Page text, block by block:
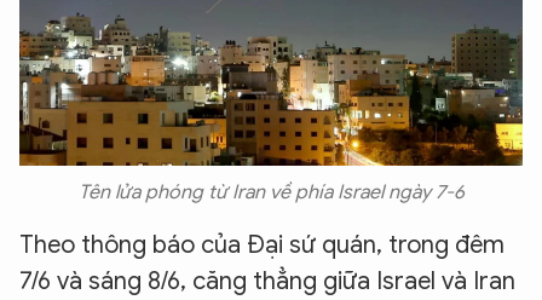
Tên lửa phóng từ Iran về phía Israel ngày 7-6
Theo thông báo của Đại sứ quán, trong đêm
7/6 và sáng 8/6, căng thẳng giữa Israel và Iran